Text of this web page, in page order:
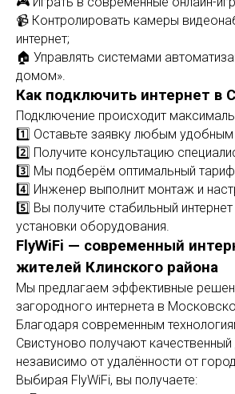
📹 Контролировать камеры
интернет;
🏠 Управлять системами
домом».
Как подключить интернет в
Подключение происходит
1️⃣ Оставьте заявку любым
2️⃣ Получите консультацию
3️⃣ Мы подберём оптимальный
4️⃣ Инженер выполнит монтаж и
5️⃣ Вы получите стабильный
установки оборудования.
FlyWiFi — современный
жителей Клинского района
Мы предлагаем эффективные
загородного интернета в
Благодаря современным
Свистуново получают качественный
независимо от удалённости от
Выбирая FlyWiFi, вы получаете: